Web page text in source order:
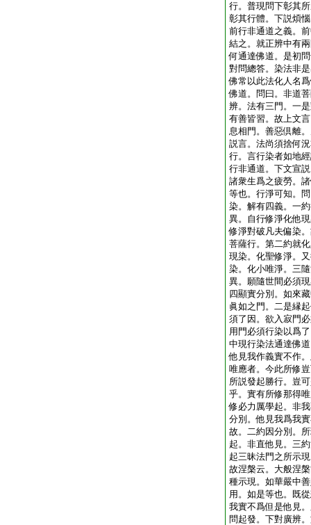
行。普現問下彰其
彰其行體。下説煩
前行非通道之義。
結之。就正辨中有
何通達佛道。是初
對問總答。染法非
佛常以此法化人名
佛道。問曰。非道
辨。法有三門。一
有善皆習。故上文
息相門。善惡倶離
説言。法尚須捨何
行。言行染者如地
行非通道。下文宣
諸衆生爲之疲勞。
等也。行淨可知。
染。解有四義。一
異。自行修淨化他
修淨對破凡夫偏染
菩薩行。第二約就
現染。化聖修淨。
染。化小唯淨。三
異。願隨世間必須
四顯實分別。如來
眞如之門。二是縁
須了因。欲入寂門
用門必須行染以爲
中現行染法通達佛
他見我作義實不作
唯應者。今此所修
所説發起勝行。豈
乎。實有所修那得
修必力厲學起。非
分別。他見我爲我
故。二約因分別。
起。非直他見。三
起三昧法門之所示
故涅槃云。大般涅
種示現。如華嚴中
用。如是等也。既
我實不爲但是他見
問起發。下對廣辨